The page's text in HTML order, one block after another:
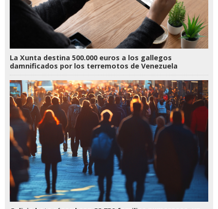
La Xunta destina 500.000 euros a los gallegos
damnificados por los terremotos de Venezuela